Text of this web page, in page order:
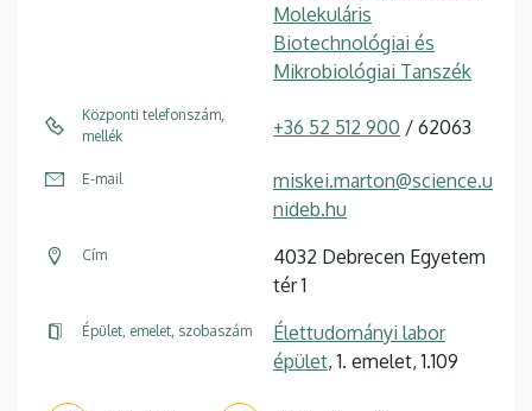
Molekuláris
Biotechnológiai és
Mikrobiológiai Tanszék
Központi telefonszám,
mellék
+36 52 512 900 / 62063
E-mail
miskei.marton@science.u
nideb.hu
Cím
4032 Debrecen Egyetem
tér 1
Épület, emelet, szobaszám
Élettudományi labor
épület, 1. emelet, 1.109